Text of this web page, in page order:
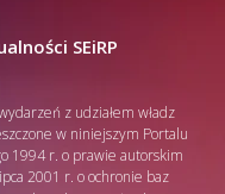
SEiRP
z udziałem władz
w niniejszym Portalu
1994 r. o prawie autorskim
2001 r. o ochronie baz